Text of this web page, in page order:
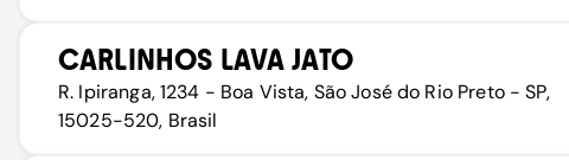
CARLINHOS LAVA JATO
R. Ipiranga, 1234 - Boa Vista, São José do Rio Preto - SP,
15025-520, Brasil